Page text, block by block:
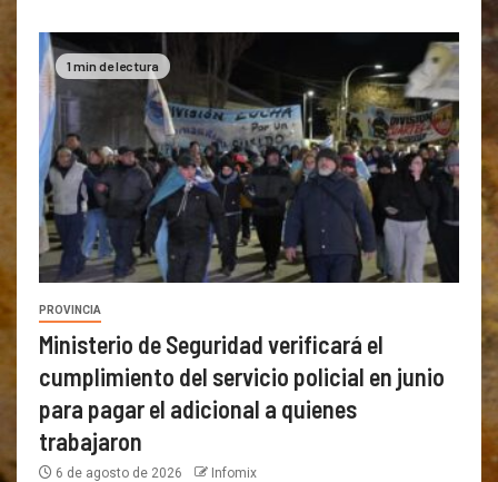
1 min de lectura
PROVINCIA
Ministerio de Seguridad verificará el
cumplimiento del servicio policial en junio
para pagar el adicional a quienes
trabajaron
6 de agosto de 2026 Infomix